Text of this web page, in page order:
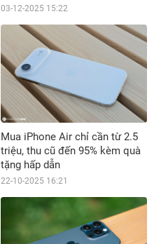
03-12-2025 15:22
Mua iPhone Air chỉ cần từ 2.5
triệu, thu cũ đến 95% kèm quà
tặng hấp dẫn
22-10-2025 16:21